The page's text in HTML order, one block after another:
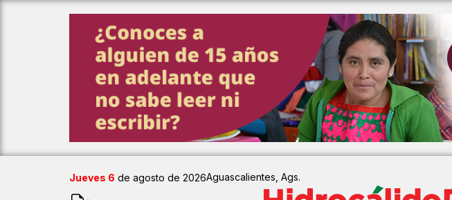
Jueves 6 de agosto de 2026Aguascalientes, Ags.